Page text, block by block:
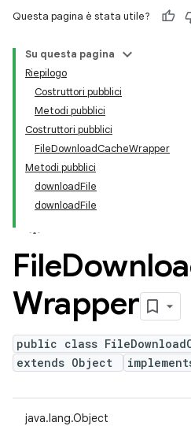
Questa pagina è stata utile?
Su questa pagina
Riepilogo
Costruttori pubblici
Metodi pubblici
Costruttori pubblici
FileDownloadCacheWrapper
Metodi pubblici
downloadFile
downloadFile
File
Wrapper
public class
extends Object
java.lang.Object